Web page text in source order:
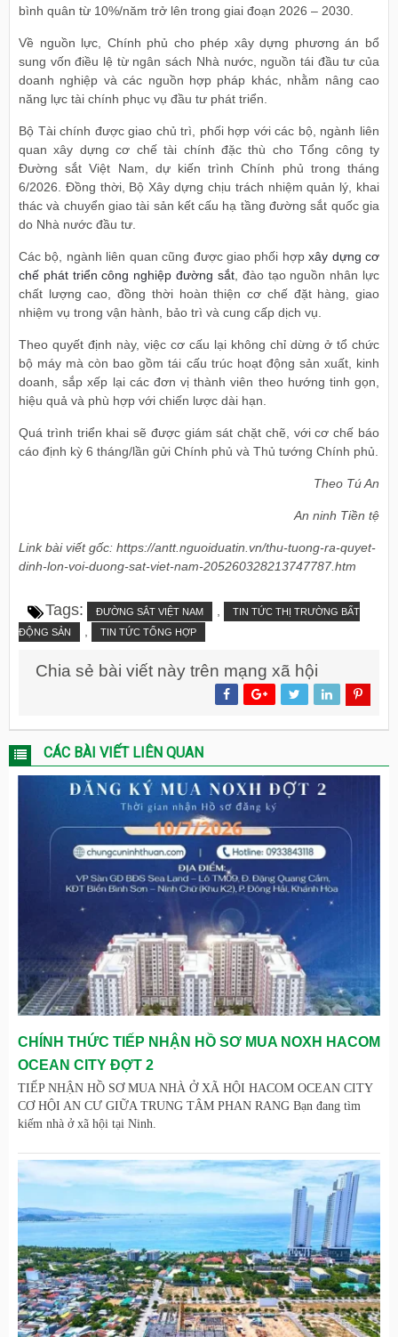
bình quân từ 10%/năm trở lên trong giai đoạn 2026 – 2030.
Về nguồn lực, Chính phủ cho phép xây dựng phương án bổ
sung vốn điều lệ từ ngân sách Nhà nước, nguồn tái đầu tư của
doanh nghiệp và các nguồn hợp pháp khác, nhằm nâng cao
năng lực tài chính phục vụ đầu tư phát triển.
Bộ Tài chính được giao chủ trì, phối hợp với các bộ, ngành liên
quan xây dựng cơ chế tài chính đặc thù cho Tổng công ty
Đường sắt Việt Nam, dự kiến trình Chính phủ trong tháng
6/2026. Đồng thời, Bộ Xây dựng chịu trách nhiệm quản lý, khai
thác và chuyển giao tài sản kết cấu hạ tầng đường sắt quốc gia
do Nhà nước đầu tư.
Các bộ, ngành liên quan cũng được giao phối hợpxây dựng cơ
chế phát triển công nghiệp đường sắt, đào tạo nguồn nhân lực
chất lượng cao, đồng thời hoàn thiện cơ chế đặt hàng, giao
nhiệm vụ trong vận hành, bảo trì và cung cấp dịch vụ.
Theo quyết định này, việc cơ cấu lại không chỉ dừng ở tổ chức
bộ máy mà còn bao gồm tái cấu trúc hoạt động sản xuất, kinh
doanh, sắp xếp lại các đơn vị thành viên theo hướng tinh gọn,
hiệu quả và phù hợp với chiến lược dài hạn.
Quá trình triển khai sẽ được giám sát chặt chẽ, với cơ chế báo
cáo định kỳ 6 tháng/lần gửi Chính phủ và Thủ tướng Chính phủ.
Theo Tú An
An ninh Tiền tệ
Link bài viết gốc: https://antt.nguoiduatin.vn/thu-tuong-ra-quyet-
dinh-lon-voi-duong-sat-viet-nam-205260328213747787.htm
Tags: ĐƯỜNG SẮT VIỆT NAM
TIN TỨC THỊ TRƯỜNG BẤT
ĐỘNG SẢN
TIN TỨC TỔNG HỢP
Chia sẻ bài viết này trên mạng xã hội
CÁC BÀI VIẾT LIÊN QUAN
CHÍNH THỨC TIẾP NHẬN HỒ SƠ MUA NOXH HACOM
OCEAN CITY ĐỢT 2
TIẾP NHẬN HỒ SƠ MUA NHÀ Ở XÃ HỘI HACOM OCEAN CITY
CƠ HỘI AN CƯ GIỮA TRUNG TÂM PHAN RANG Bạn đang tìm
kiếm nhà ở xã hội tại Ninh.